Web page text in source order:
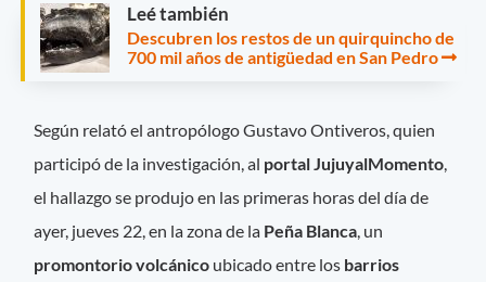
Leé también
Descubren los restos de un quirquincho de
700 mil años de antigüedad en San Pedro
Según relató el antropólogo Gustavo Ontiveros, quien
participó de la investigación, al portal JujuyalMomento
el hallazgo se produjo en las primeras horas del día de
ayer, jueves 22, en la zona de la Peña Blanca , un
promontorio volcánico ubicado entre los barrios